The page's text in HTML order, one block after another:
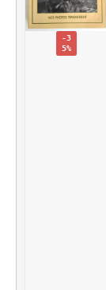
-3
5%